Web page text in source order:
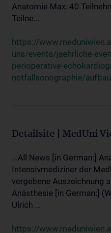
Anatomie Max. 40
Teilne...
https://
uns/events/jaehrliche-
perioperative-
notfallsonographie/
Detailsite | MedUni
...All News [in German:]
Intensivmediziner der
vergebene Auszeichnung
Anästhesie [in German:]
Ulrich ...
https://